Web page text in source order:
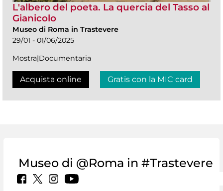
L'albero del poeta. La quercia del Tasso al
Gianicolo
Museo di Roma in Trastevere
29/01 - 01/06/2025
Mostra|Documentaria
Acquista online Gratis con la MIC card
Museo di @Roma in #Trastevere